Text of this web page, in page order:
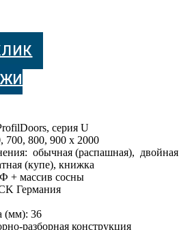
серия U
700, 800, 900 х 2000
обычная (распашная), двойная
(купе), книжка
+ массив сосны
Германия
(мм): 36
разборная конструкция